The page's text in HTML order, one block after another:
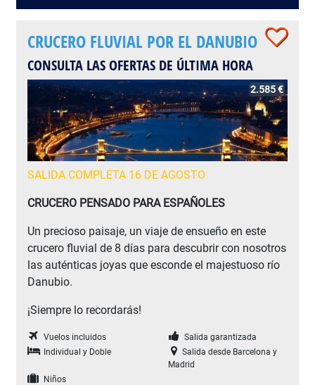
CRUCERO FLUVIAL POR EL DANUBIO
CONSULTA LAS OFERTAS DE ÚLTIMA HORA
2.585 €
SALIDA COMPLETA 16 DE AGOSTO
CRUCERO PENSADO PARA ESPAÑOLES
Un precioso paisaje, un viaje de ensueño en este
crucero fluvial de 8 días para descubrir con nosotros
las auténticas joyas que esconde el majestuoso río
Danubio.
¡Siempre lo recordarás!
Vuelos incluidos
Salida garantizada
Individual y Doble
Salida desde Barcelona y
Madrid
Niños